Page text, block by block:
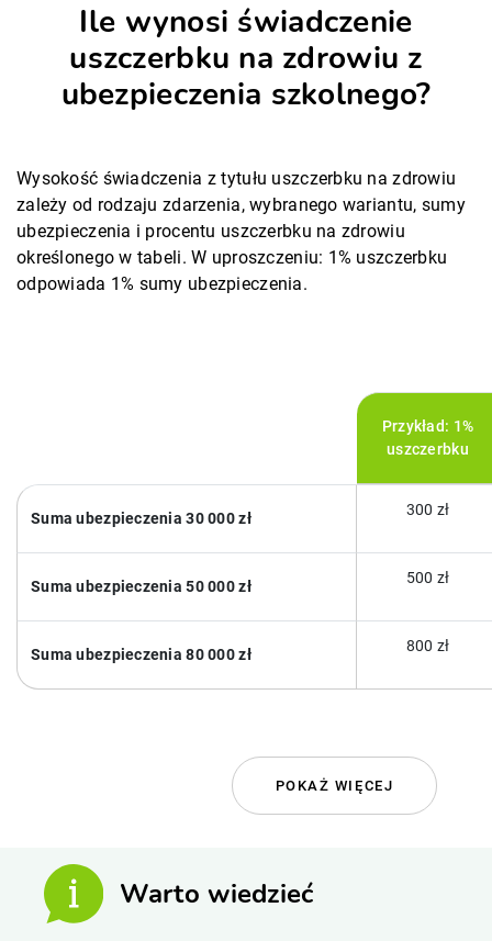
Ile wynosi świadczenie
uszczerbku na zdrowiu z
ubezpieczenia szkolnego?
Wysokość świadczenia z tytułu uszczerbku na zdrowiu
zależy od rodzaju zdarzenia, wybranego wariantu, sumy
ubezpieczenia i procentu uszczerbku na zdrowiu
określonego w tabeli. W uproszczeniu: 1% uszczerbku
odpowiada 1% sumy ubezpieczenia.
Przykład: 1%
uszczerbku
Suma ubezpieczenia 30 000 zł 300 zł
Suma ubezpieczenia 50 000 zł 500 zł
Suma ubezpieczenia 80 000 zł 800 zł
POKAŻ WIĘCEJ
Warto wiedzieć